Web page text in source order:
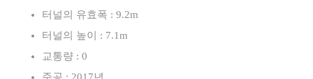
터널의 유효폭 : 9.2m
터널의 높이 : 7.1m
교통량 : 0